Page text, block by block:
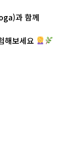
)과 함께
해보세요